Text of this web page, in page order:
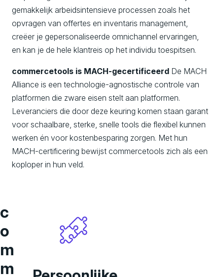
gemakkelijk arbeidsintensieve processen zoals het
opvragen van offertes en inventaris management,
creëer je gepersonaliseerde omnichannel ervaringen,
en kan je de hele klantreis op het individu toespitsen.
commercetools is MACH-gecertificeerd De MACH
Alliance is een technologie-agnostische controle van
platformen die zware eisen stelt aan platformen.
Leveranciers die door deze keuring komen staan garant
voor schaalbare, sterke, snelle tools die flexibel kunnen
werken én voor kostenbesparing zorgen. Met hun
MACH-certificering bewijst commercetools zich als een
koploper in hun veld.
c
o
m
m